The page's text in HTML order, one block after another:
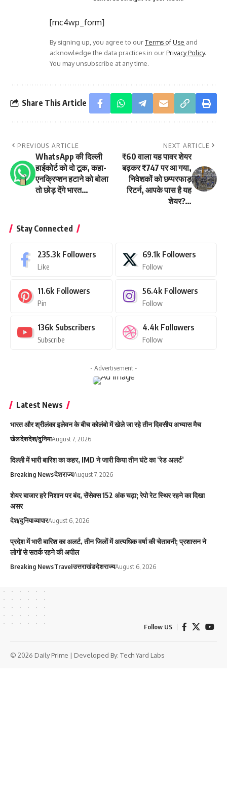
[mc4wp_form]
By signing up, you agree to ourTerms of Use and
acknowledge the data practices in ourPrivacy Policy.
You may unsubscribe at any time.
Share This Article
PREVIOUS ARTICLE
WhatsApp की दिल्ली
हाईकोर्ट को दो टूक, कहा-
एनक्रिप्शन हटाने को बोला
तो छोड़ देंगे भारत…
NEXT ARTICLE
₹60 वाला यह पावर शेयर
बढ़कर ₹747 पर आ गया,
निवेशकों को छप्परफाड़
रिटर्न, आपके पास है यह
शेयर?…
Stay Connected
235.3k Followers
Like
69.1k Followers
Follow
11.6k Followers
Pin
56.4k Followers
Follow
136k Subscribers
Subscribe
4.4k Followers
Follow
- Advertisement -
Latest News
भारत और श्रीलंका इलेवन के बीच कोलंबो में खेले जा रहे तीन दिवसीय अभ्यास मैच
खेलदेशदेश/दुनियाAugust 7, 2026
दिल्ली में भारी बारिश का कहर, IMD ने जारी किया तीन घंटे का ‘रेड अलर्ट’
Breaking Newsदेशराज्यAugust 7, 2026
शेयर बाजार हरे निशान पर बंद, सेंसेक्स 152 अंक चढ़ा; रेपो रेट स्थिर रहने का दिखा
असर
देश/दुनियाव्यापारAugust 6, 2026
प्रदेश में भारी बारिश का अलर्ट, तीन जिलों में अत्यधिक वर्षा की चेतावनी; प्रशासन ने
लोगों से सतर्क रहने की अपील
Breaking NewsTravelउत्तराखंडदेशराज्यAugust 6, 2026
Follow US
© 2026 Daily Prime | Developed By: Tech Yard Labs